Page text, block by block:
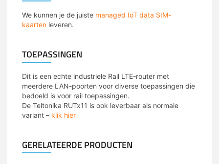
We kunnen je de juiste managed IoT data SIM-
kaarten leveren.
TOEPASSINGEN
Dit is een echte industriele Rail LTE-router met
meerdere LAN-poorten voor diverse toepassingen die
bedoeld is voor rail toepassingen.
De Teltonika RUTx11 is ook leverbaar als normale
variant – klik hier
GERELATEERDE PRODUCTEN